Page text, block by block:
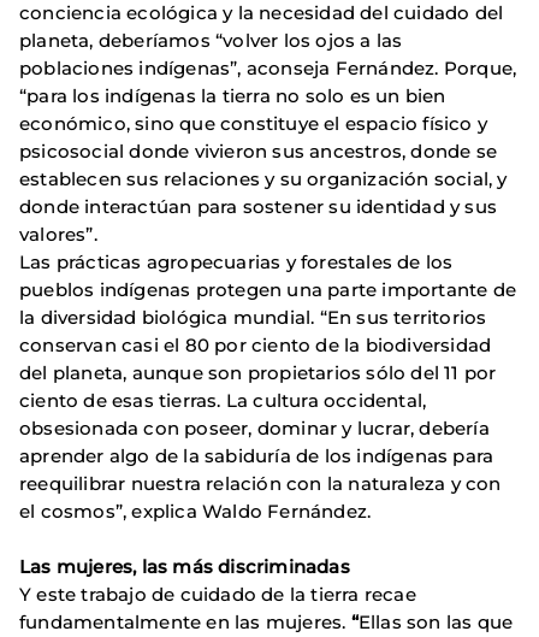
conciencia ecológica y la necesidad del cuidado del
planeta, deberíamos “volver los ojos a las
poblaciones indígenas”, aconseja Fernández. Porque,
“para los indígenas la tierra no solo es un bien
económico, sino que constituye el espacio físico y
psicosocial donde vivieron sus ancestros, donde se
establecen sus relaciones y su organización social, y
donde interactúan para sostener su identidad y sus
valores”.
Las prácticas agropecuarias y forestales de los
pueblos indígenas protegen una parte importante de
la diversidad biológica mundial. “En sus territorios
conservan casi el 80 por ciento de la biodiversidad
del planeta, aunque son propietarios sólo del 11 por
ciento de esas tierras. La cultura occidental,
obsesionada con poseer, dominar y lucrar, debería
aprender algo de la sabiduría de los indígenas para
reequilibrar nuestra relación con la naturaleza y con
el cosmos”, explica Waldo Fernández.
Las mujeres, las más discriminadas
Y este trabajo de cuidado de la tierra recae
fundamentalmente en las mujeres. “Ellas son las que